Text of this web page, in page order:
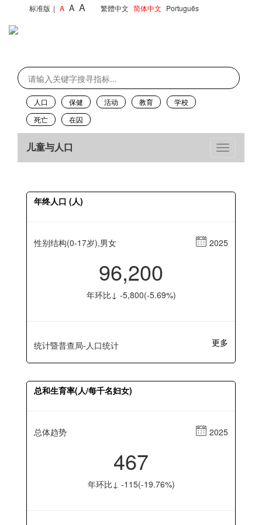
标准版 | A A A 繁體中文 简体中文 Português
人口 保健 活动 教育
学校
死亡
在囚
儿童与人口
年终人口 (人)
性别结构(0-17岁),男女 2025
96,200
年环比↓ -5,800(-5.69%)
统计暨普查局-人口统计 更多
总和生育率(人/每千名妇女)
总体趋势 2025
467
年环比↓ -115(-19.76%)